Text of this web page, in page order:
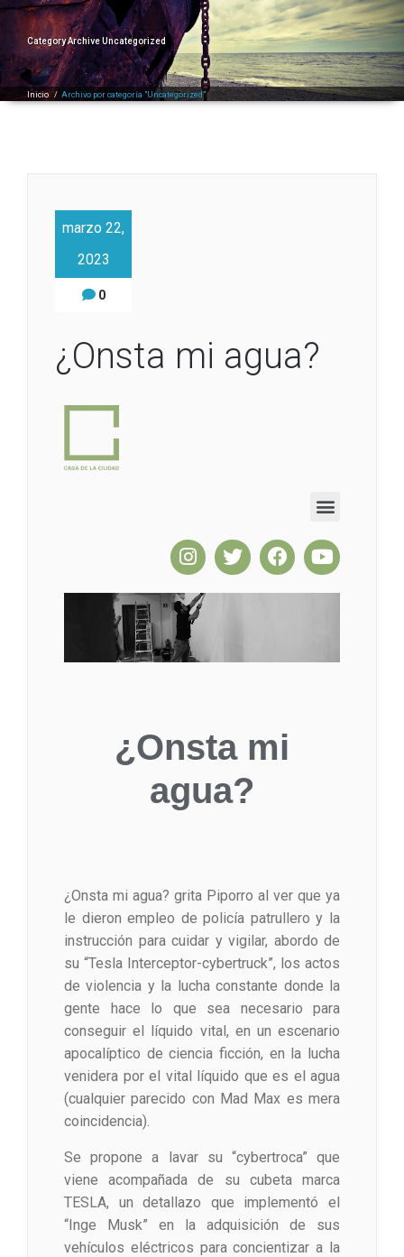
Category Archive Uncategorized
Inicio / Archivo por categoría "Uncategorized"
marzo 22,
2023
0
¿Onsta mi agua?
¿Onsta mi
agua?
¿Onsta mi agua? grita Piporro al ver que ya
le dieron empleo de policía patrullero y la
instrucción para cuidar y vigilar, abordo de
su “Tesla Interceptor-cybertruck”, los actos
de violencia y la lucha constante donde la
gente hace lo que sea necesario para
conseguir el líquido vital, en un escenario
apocalíptico de ciencia ficción, en la lucha
venidera por el vital líquido que es el agua
(cualquier parecido con Mad Max es mera
coincidencia).
Se propone a lavar su “cybertroca” que
viene acompañada de su cubeta marca
TESLA, un detallazo que implementó el
“Inge Musk” en la adquisición de sus
vehículos eléctricos para concientizar a la